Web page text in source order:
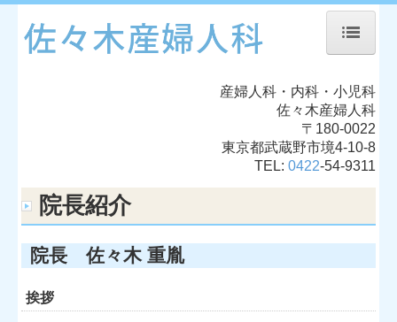
交通案内
産婦人科・内科・小児科
佐々木産婦人科
〒180-0022
東京都武蔵野市境4-10-8
TEL: 0422-54-9311
院長紹介
院長 佐々木 重胤
挨拶